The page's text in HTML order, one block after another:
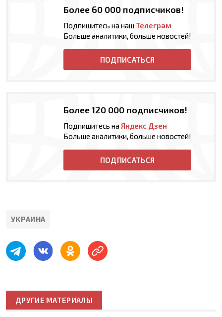
Более 60 000 подписчиков!
Подпишитесь на наш Телеграм
Больше аналитики, больше новостей!
ПОДПИСАТЬСЯ
Более 120 000 подписчиков!
Подпишитесь на Яндекс Дзен
Больше аналитики, больше новостей!
ПОДПИСАТЬСЯ
УКРАИНА
ДРУГИЕ МАТЕРИАЛЫ